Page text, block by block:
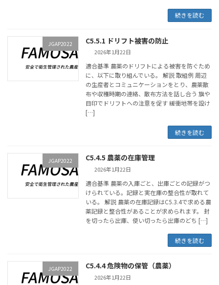
続きを読む
JGAP2022 C5.5.1 ドリフト被害の防止
2026年1月22日
適合基準 農薬のドリフトによる被害を防ぐため
に、以下に取り組んでいる。 解説 取組例 周辺
の生産者とコミュニケーションをとり、農薬散
布や収穫時期の連絡、散布方法を話し合う 旗や
目印でドリフトへの注意を促す 緩衝地帯を設け
[…]
続きを読む
JGAP2022 C5.4.5 農薬の在庫管理
2026年1月22日
適合基準 農薬の入庫ごと、出庫ごとの記録がつ
けられている。記録と実在庫の整合性が取れて
いる。 解説 農薬の在庫記録はC5.3.4で求める農
薬記録と整合性があることが求められます。 封
を切ったら出庫、使い切ったら出庫のどち […]
続きを読む
JGAP2022 C5.4.4 危険物の保管（農薬）
2026年1月22日